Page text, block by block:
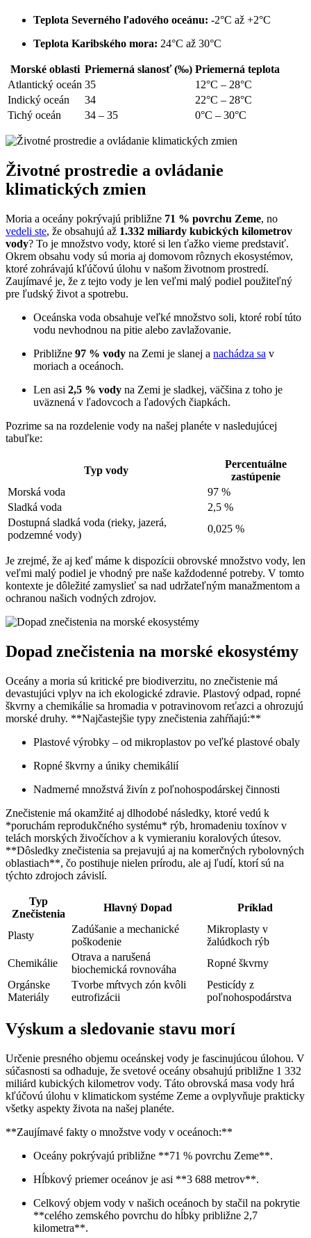
Teplota Severného ľadového oceánu: -2°C až +2°C
Teplota Karibského mora: 24°C až 30°C
Morské oblasti Priemerná slanosť (‰) Priemerná teplota
Atlantický oceán 35
12°C – 28°C
Indický oceán
34
22°C – 28°C
Tichý oceán
34 – 35 0°C – 30°C
Životné prostredie a ovládanie
klimatických zmien
Moria a oceány pokrývajú približne 71 % povrchu Zeme, no
vedeli ste, že obsahujú až 1.332 miliardy kubických kilometrov
vody? To je množstvo vody, ktoré si len ťažko vieme predstaviť.
Okrem obsahu vody sú moria aj domovom rôznych ekosystémov,
ktoré zohrávajú kľúčovú úlohu v našom životnom prostredí.
Zaujímavé je, že z tejto vody je len veľmi malý podiel použiteľný
pre ľudský život a spotrebu.
Oceánska voda obsahuje veľké množstvo soli, ktoré robí túto
vodu nevhodnou na pitie alebo zavlažovanie.
Približne 97 % vody na Zemi je slanej a nachádza sa v
moriach a oceánoch.
Len asi 2,5 % vody na Zemi je sladkej, väčšina z toho je
uväznená v ľadovcoch a ľadových čiapkách.
Pozrime sa na rozdelenie vody na našej planéte v nasledujúcej
tabuľke:
Typ vody
Percentuálne
zastúpenie
Morská voda
97 %
Sladká voda
2,5 %
Dostupná sladká voda (rieky, jazerá,
podzemné vody)
0,025 %
Je zrejmé, že aj keď máme k dispozícii obrovské množstvo vody, len
veľmi malý podiel je vhodný pre naše každodenné potreby. V tomto
kontexte je dôležité zamyslieť sa nad udržateľným manažmentom a
ochranou našich vodných zdrojov.
Dopad znečistenia na morské ekosystémy
Oceány a moria sú kritické pre biodiverzitu, no znečistenie má
devastujúci vplyv na ich ekologické zdravie. Plastový odpad, ropné
škvrny a chemikálie sa hromadia v potravinovom reťazci a ohrozujú
morské druhy. **Najčastejšie typy znečistenia zahŕňajú:**
Plastové výrobky – od mikroplastov po veľké plastové obaly
Ropné škvrny a úniky chemikálií
Nadmerné množstvá živín z poľnohospodárskej činnosti
Znečistenie má okamžité aj dlhodobé následky, ktoré vedú k
*poruchám reprodukčného systému* rýb, hromadeniu toxínov v
telách morských živočíchov a k vymieraniu koralových útesov.
**Dôsledky znečistenia sa prejavujú aj na komerčných rybolovných
oblastiach**, čo postihuje nielen prírodu, ale aj ľudí, ktorí sú na
týchto zdrojoch závislí.
Typ
Znečistenia
Hlavný Dopad Príklad
Plasty
Zadúšanie a mechanické
poškodenie
Mikroplasty v
žalúdkoch rýb
Chemikálie
Otrava a narušená
biochemická rovnováha
Ropné škvrny
Orgánske
Materiály
Tvorbe mŕtvych zón kvôli
eutrofizácii
Pesticídy z
poľnohospodárstva
Výskum a sledovanie stavu morí
Určenie presného objemu oceánskej vody je fascinujúcou úlohou. V
súčasnosti sa odhaduje, že svetové oceány obsahujú približne 1 332
miliárd kubických kilometrov vody. Táto obrovská masa vody hrá
kľúčovú úlohu v klimatickom systéme Zeme a ovplyvňuje prakticky
všetky aspekty života na našej planéte.
**Zaujímavé fakty o množstve vody v oceánoch:**
Oceány pokrývajú približne **71 % povrchu Zeme**.
Hĺbkový priemer oceánov je asi **3 688 metrov**.
Celkový objem vody v našich oceánoch by stačil na pokrytie
**celého zemského povrchu do hĺbky približne 2,7
kilometra**.